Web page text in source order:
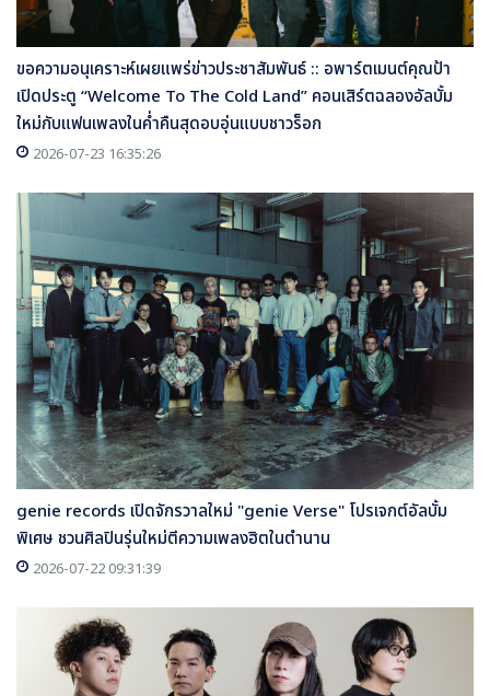
ขอความอนุเคราะห์เผยแพร่ข่าวประชาสัมพันธ์ :: อพาร์ตเมนต์คุณป้า
เปิดประตู “Welcome To The Cold Land” คอนเสิร์ตฉลองอัลบั้ม
ใหม่กับแฟนเพลงในค่ำคืนสุดอบอุ่นแบบชาวร็อก
2026-07-23 16:35:26
genie records เปิดจักรวาลใหม่ "genie Verse" โปรเจกต์อัลบั้ม
พิเศษ ชวนศิลปินรุ่นใหม่ตีความเพลงฮิตในตำนาน
2026-07-22 09:31:39